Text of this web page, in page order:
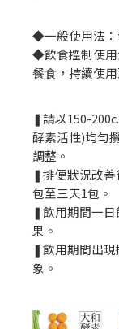
◆一般使用法：
◆飲食控制使用
餐食，持續使
❚請以150-
酵素活性)均勻
調整。
❚排便狀況改
包至三天1包。
❚飲用期間一日
果。
❚飲用期間出
象。